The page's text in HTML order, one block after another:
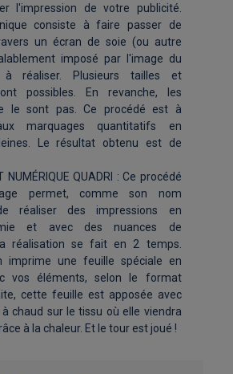
l'impression de votre publicité.
consiste à faire passer de
un écran de soie (ou autre
imposé par l'image du
à réaliser. Plusieurs tailles et
possibles. En revanche, les
le sont pas. Ce procédé est à
marquages quantitatifs en
Le résultat obtenu est de
NUMÉRIQUE QUADRI : Ce procédé
permet, comme son nom
réaliser des impressions en
et avec des nuances de
réalisation se fait en 2 temps.
imprime une feuille spéciale en
vos éléments, selon le format
cette feuille est apposée avec
chaud sur le tissu où elle viendra
à la chaleur. Et le tour est joué !